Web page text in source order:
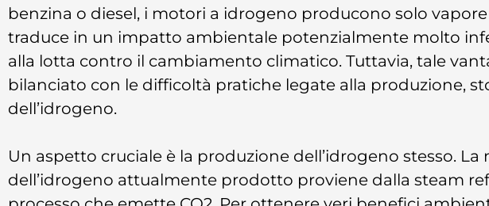
benzina o diesel, i motori a idrogeno producono solo
traduce in un impatto ambientale potenzialmente molto
alla lotta contro il cambiamento climatico. Tuttavia, tale
bilanciato con le difficoltà pratiche legate alla produzione,
dell’idrogeno.
Un aspetto cruciale è la produzione dell’idrogeno stesso.
dell’idrogeno attualmente prodotto proviene dalla steam